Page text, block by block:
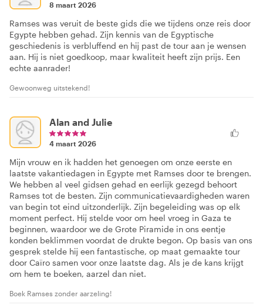
8 maart 2026
Ramses was veruit de beste gids die we tijdens onze reis door
Egypte hebben gehad. Zijn kennis van de Egyptische
geschiedenis is verbluffend en hij past de tour aan je wensen
aan. Hij is niet goedkoop, maar kwaliteit heeft zijn prijs. Een
echte aanrader!
Gewoonweg uitstekend!
Alan and Julie
4 maart 2026
Mijn vrouw en ik hadden het genoegen om onze eerste en
laatste vakantiedagen in Egypte met Ramses door te brengen.
We hebben al veel gidsen gehad en eerlijk gezegd behoort
Ramses tot de besten. Zijn communicatievaardigheden waren
van begin tot eind uitzonderlijk. Zijn begeleiding was op elk
moment perfect. Hij stelde voor om heel vroeg in Gaza te
beginnen, waardoor we de Grote Piramide in ons eentje
konden beklimmen voordat de drukte begon. Op basis van ons
gesprek stelde hij een fantastische, op maat gemaakte tour
door Caïro samen voor onze laatste dag. Als je de kans krijgt
om hem te boeken, aarzel dan niet.
Boek Ramses zonder aarzeling!